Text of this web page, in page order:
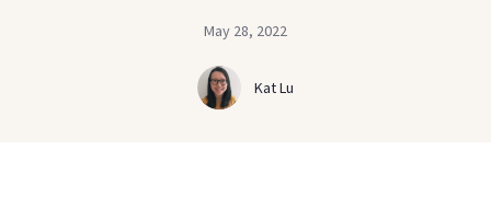
May 28, 2022
Kat Lu